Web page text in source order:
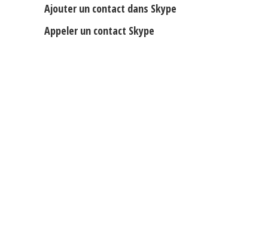
Ajouter un contact dans Skype
Appeler un contact Skype